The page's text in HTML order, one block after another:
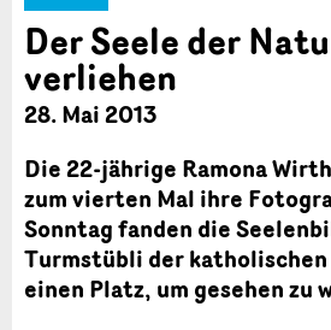
Der Seele der
verliehen
28. Mai 2013
Die 22-jährige Ramona
zum vierten Mal ihre
Sonntag fanden die
Turmstübli der
einen Platz, um gesehen zu